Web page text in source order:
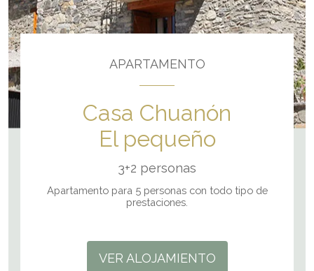
APARTAMENTO
Casa Chuanón
El pequeño
3+2 personas
Apartamento para 5 personas con todo tipo de
prestaciones.
VER ALOJAMIENTO